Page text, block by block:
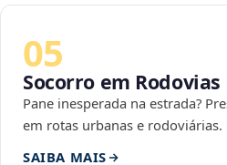
05
Socorro em Rodovias
Pane inesperada na estrada?
em rotas urbanas e rodoviárias.
SAIBA MAIS